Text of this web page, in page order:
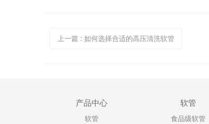
上一篇 :如何选择合适的高压清洗软管
产品中心
软管
软管
食品级软管